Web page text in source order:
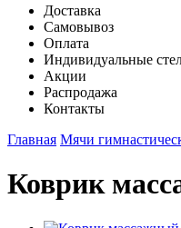
Доставка
Самовывоз
Оплата
Индивидуальные
Акции
Распродажа
Контакты
Главная Мячи
Коврик